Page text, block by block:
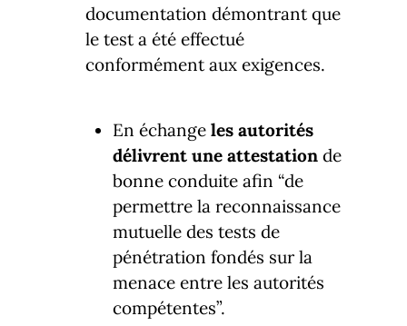
documentation démontrant que
le test a été effectué
conformément aux exigences.
En échange les autorités
délivrent une attestation de
bonne conduite afin “de
permettre la reconnaissance
mutuelle des tests de
pénétration fondés sur la
menace entre les autorités
compétentes”.